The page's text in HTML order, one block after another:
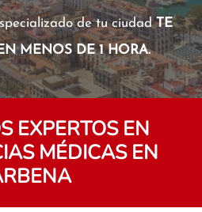
de tu ciudadTE
MENOS DE 1 HORA.
EXPERTOS EN
MÉDICAS EN